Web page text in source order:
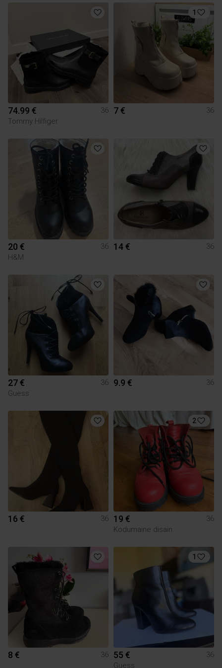
74.99 €
36
Tommy Hilfiger
1
7 € 36
20 €
36
H&M
14 € 36
27 €
36
Guess
9.9 € 36
16 € 36
2
19 €
36
Kodumaine disain
8 € 36
1
55 €
36
Guess